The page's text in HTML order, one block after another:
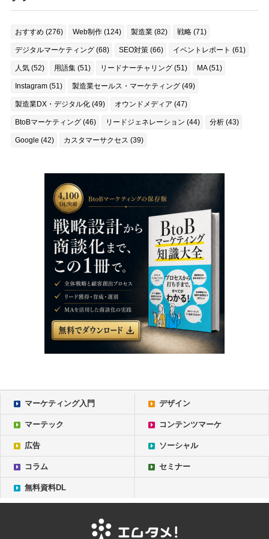
おすすめ (276) Web制作 (124) 製造業 (82) 戦略 (71)
デジタルマーケティング (68) SEO対策 (66) イベントレポート (61)
人気 (52) 用語集 (51) リードナーチャリング (51) MA (51)
Instagram (51) 製造業セールス・マーケティング (49)
製造業DX・デジタル化 (49) オウンドメディア (47)
BtoBマーケティング (46) リードジェネレーション (44) 分析 (43)
Google (42) カスタマーサクセス (39)
マーケティング入門 デザイン
マーテック コンテンツマーケ
広告 ソーシャル
コラム セミナー
無料資料DL